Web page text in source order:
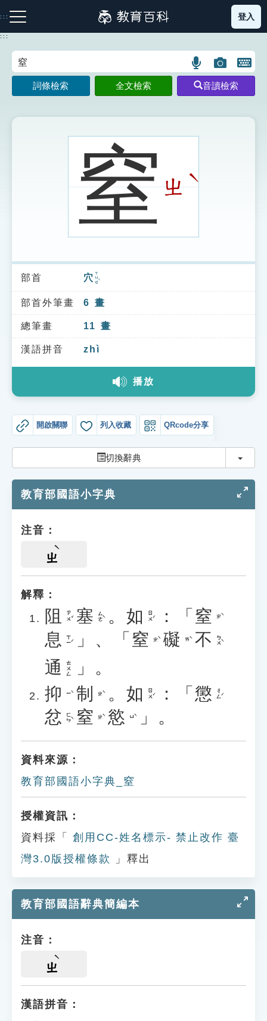
到
主
:::
注音索引圖示 筆畫索引圖示 部首索引表圖示
索引選單
知識索引
單字索引
生命大百科索引
登入
:::
語
言
搜
示
圖
片
搜
開
鍵
圖
詞條檢索 全文檢索 音讀檢索
窒ㄓ ˋ
部首 穴 ㄒㄩㄝˋ
部首外筆畫 6 畫
總筆畫 11 畫
漢語拼音 zhì
播放
開啟關聯 列入收藏 QRcode分享
切換辭典 切換
教育部國語小字典
注音：
ㄓ
解釋：
阻 ㄗㄨˇ 塞 ㄙㄜˋ 。 如 ㄖㄨˊ ：「 窒 ㄓˋ
息 ㄒㄧˊ 」、「 窒 ㄓˋ 礙 ㄞˋ 不 ㄅㄨˋ
通 ㄊㄨㄥ
」。
抑
ㄧˋ 制 ㄓˋ 。 如 ㄖㄨˊ ：「 懲 ㄔㄥˊ
忿 ㄈㄣˋ 窒 ㄓˋ 慾 ㄩˋ 」。
資料來源：
教育部國語小字典_窒
授權資訊：
資料採「
創用CC-姓名標示- 禁止改作 臺
灣3.0版授權條款
」釋出
教育部國語辭典簡編本
注音：
ㄓ
漢語拼音：